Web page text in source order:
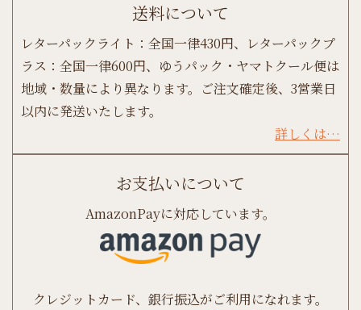
送料について
レターパックライト：全国一律430円、レターパックプ
ラス：全国一律600円、ゆうパック・ヤマトクール便は
地域・数量により異なります。ご注文確定後、3営業日
以内に発送いたします。
詳しくは…
お支払いについて
AmazonPayに対応しています。
クレジットカード、銀行振込がご利用になれます。